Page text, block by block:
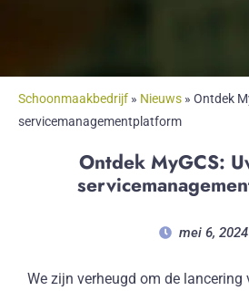
Schoonmaakbedrijf » Nieuws » Ontdek
servicemanagementplatform
Ontdek MyGCS:
mei 6, 2024
We zijn verheugd om de lancering